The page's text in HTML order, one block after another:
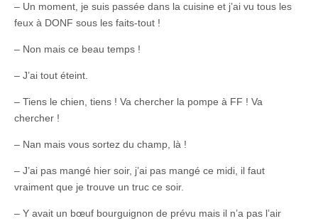
– Un moment, je suis passée dans la cuisine et j’ai vu tous les
feux à DONF sous les faits-tout !
– Non mais ce beau temps !
– J’ai tout éteint.
– Tiens le chien, tiens ! Va chercher la pompe à FF ! Va
chercher !
– Nan mais vous sortez du champ, là !
– J’ai pas mangé hier soir, j’ai pas mangé ce midi, il faut
vraiment que je trouve un truc ce soir.
– Y avait un bœuf bourguignon de prévu mais il n’a pas l’air